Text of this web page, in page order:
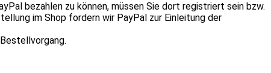
bezahlen zu können, müssen Sie dort registriert sein bzw.
im Shop fordern wir PayPal zur Einleitung der